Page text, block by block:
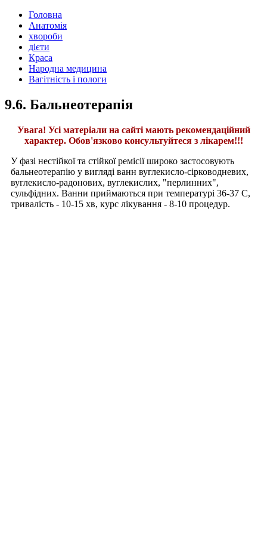
Головна
Анатомія
хвороби
дієти
Краса
Народна медицина
Вагітність і пологи
9.6. Бальнеотерапія
Увага! Усі матеріали на сайті мають рекомендаційний
характер. Обов'язково консультуйтеся з лікарем!!!
У фазі нестійкої та стійкої ремісії широко застосовують
бальнеотерапію у вигляді ванн вуглекисло-сірководневих,
вуглекисло-радонових, вуглекислих, "перлинних",
сульфідних. Ванни приймаються при температурі 36-37 С,
тривалість - 10-15 хв, курс лікування - 8-10 процедур.